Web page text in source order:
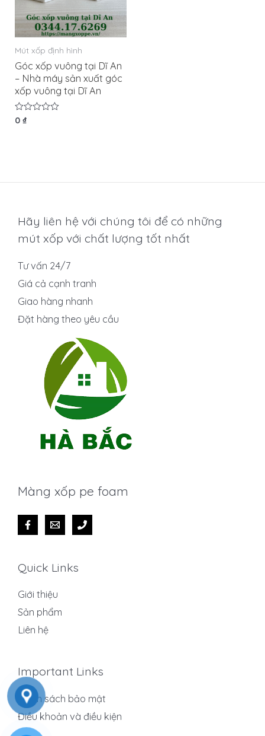
Mút xốp định hình
Góc xốp vuông tại Dĩ An
– Nhà máy sản xuất góc
xốp vuông tại Dĩ An
Được
0₫
Hãy liên hệ với chúng tôi để có những
mút xốp với chất lượng tốt nhất
Tư vấn 24/7
Giá cả cạnh tranh
Giao hàng nhanh
Đặt hàng theo yêu cầu
Màng xốp pe foam
Quick Links
Giới thiệu
Sản phẩm
Liên hệ
Important Links
Chính sách bảo mật
Điều khoản và điều kiện